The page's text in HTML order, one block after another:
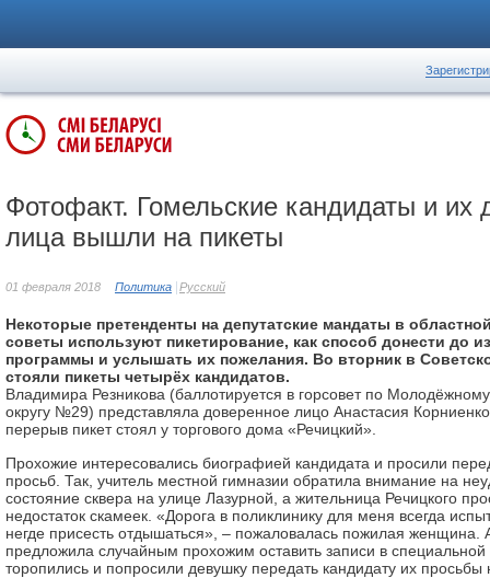
Фотофакт. Гомельские кандидаты и их
лица вышли на пикеты
01 февраля 2018 Политика Русский
Некоторые претенденты на депутатские мандаты в
советы используют пикетирование, как способ донести до
программы и услышать их пожелания. Во вторник в
стояли пикеты четырёх кандидатов.
Владимира Резникова (баллотируется в горсовет по
округу №29) представляла доверенное лицо Анастасия
перерыв пикет стоял у торгового дома «Речицкий».
Прохожие интересовались биографией кандидата и просили
просьб. Так, учитель местной гимназии обратила внимание на
состояние сквера на улице Лазурной, а жительница Речицкого
недостаток скамеек. «Дорога в поликлинику для меня всегда
негде присесть отдышаться», – пожаловалась пожилая женщина.
предложила случайным прохожим оставить записи в специальной
торопились и попросили девушку передать кандидату их просьбы